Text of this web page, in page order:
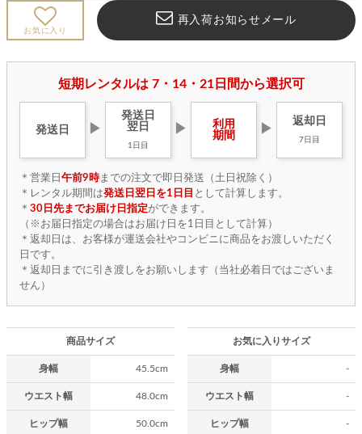
お気に入り
再入荷お知らせメール
短期レンタルは 7・14・21日間から選択可
発送日 ▶
発送日
翌日
1日目
▶
利用
期間
▶
返却日
7日目
＊営業日 午前9時までの注文で即日発送（土日祝除く）
＊レンタル期間は発送日翌日を1日目 として計算します。
＊ 30日先までお届け日指定ができます。
（※お届日指定の場合はお届け日を1日目として計算）
＊返却日は、お客様が運送会社やコンビニに商品をお渡しいただく
日です。
＊返却日までに引き渡しをお願いします（当社必着日ではございま
せん）
商品サイズ
身幅 45.5cm
ウエスト幅 48.0cm
ヒップ幅 50.0cm
お気に入りサイズ
身幅 -
ウエスト幅 -
ヒップ幅 -